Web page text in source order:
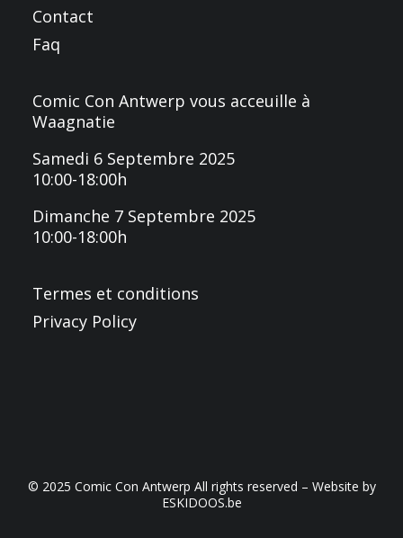
Contact
Faq
Comic Con Antwerp vous acceuille à
Waagnatie
Samedi 6 Septembre 2025
10:00-18:00h
Dimanche 7 Septembre 2025
10:00-18:00h
Termes et conditions
Privacy Policy
© 2025 Comic Con Antwerp All rights reserved – Website by
ESKIDOOS.be